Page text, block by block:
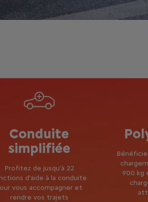
Conduite
simplifiée
Profitez de jusqu'à 22
d'aide à la conduite
vous accompagner et
rendre vos trajets
900 kg